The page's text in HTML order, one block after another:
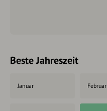
Beste Jahreszeit
Januar Februar